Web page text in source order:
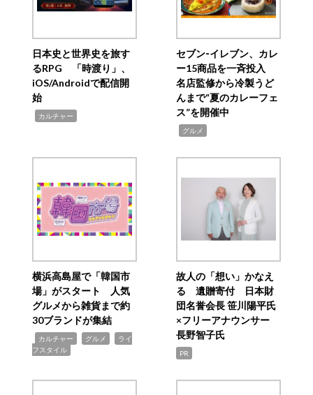
日本史と世界史を旅す
るRPG 「時渡り」、
iOS/Androidで配信開
始
カルチャー
セブン‐イレブン、カレ
ー15商品を一斉投入
名店監修から冷製うど
んまで“夏のカレーフェ
ス”を開催中
グルメ
横浜高島屋で「韓国市
場」がスタート 人気
グルメから雑貨まで約
30ブランドが集結
カルチャー グルメ
ライ
フスタイル
故人の「想い」かなえ
る 遺贈寄付 日本財
団名誉会長 笹川陽平氏
×フリーアナウンサー
長野智子氏
PR